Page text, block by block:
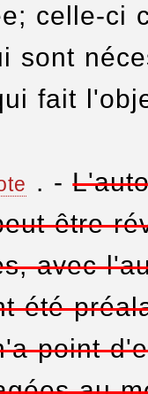
celle-ci
sont
fait
. -
être
avec
été
point